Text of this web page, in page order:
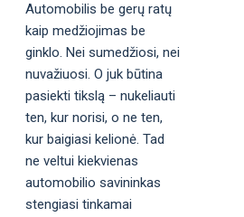
Automobilis be gerų ratų
kaip medžiojimas be
ginklo. Nei sumedžiosi, nei
nuvažiuosi. O juk būtina
pasiekti tikslą – nukeliauti
ten, kur norisi, o ne ten,
kur baigiasi kelionė. Tad
ne veltui kiekvienas
automobilio savininkas
stengiasi tinkamai